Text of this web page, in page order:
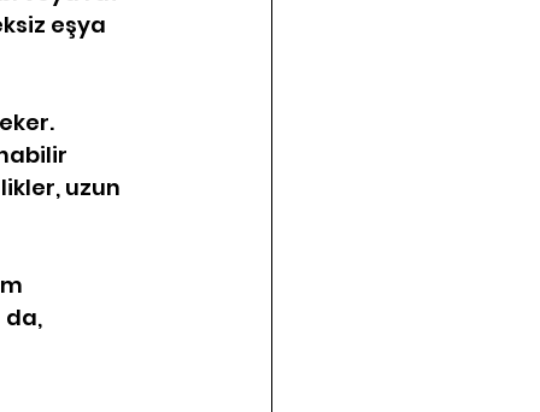
eşya
uzun
da,